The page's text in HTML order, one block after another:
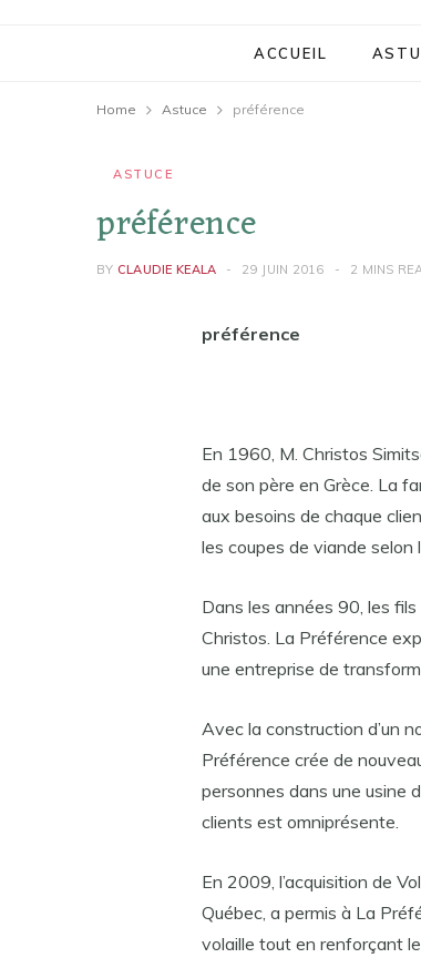
ACCUEIL
Home Astuce préférence
ASTUCE
préférence
BY CLAUDIE KEALA 29 JUIN 2016 2 MINS
préférence
En 1960, M. Christos
de son père en Grèce. La
aux besoins de chaque
les coupes de viande
Dans les années 90, les
Christos. La Préférence
une entreprise de
Avec la construction d’un
Préférence crée de
personnes dans une usine
clients est omniprésente.
En 2009, l’acquisition de
Québec, a permis à La
volaille tout en renforçant